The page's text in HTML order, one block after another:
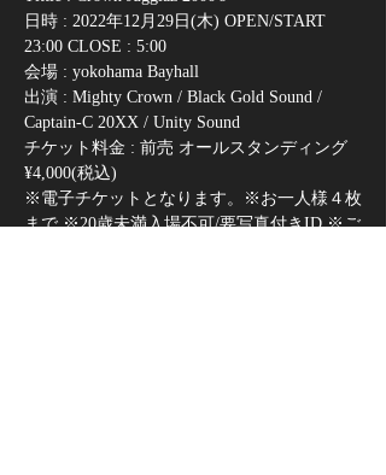
日時 : 2022年12月29日(木) OPEN/START
23:00 CLOSE : 5:00
会場 : yokohama Bayhall
出演 : Mighty Crown / Black Gold Sound /
Captain-C 20XX / Unity Sound
チケット料金 : 前売 オールスタンディング
¥4,000(税込)
※電子チケットとなります。※お一人様４枚
まで ※20歳未満入場不可/要写真付きID ※ご